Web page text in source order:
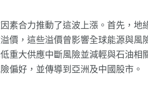
素合力推動了這波上漲。首先，地
價，這些溢價曾影響全球能源與風
重大供應中斷風險並減輕與石油相
偏好，並傳導到亞洲及中國股市。